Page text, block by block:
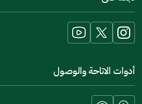
new
window)
أدوات الاتاحة والوصول